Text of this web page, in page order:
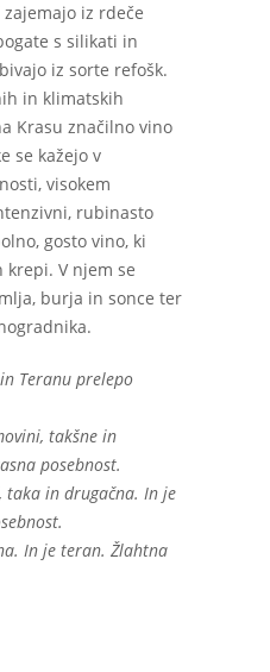
iz rdeče
s silikati in
iz sorte refošk.
in klimatskih
Krasu značilno vino
se kažejo v
visokem
rubinasto
gosto vino, ki
V njem se
burja in sonce ter
Teranu prelepo
takšne in
posebnost.
taka in drugačna. In je
In je teran. Žlahtna